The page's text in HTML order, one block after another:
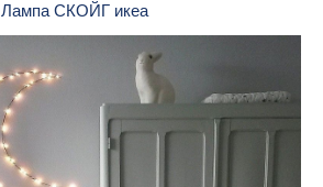
Лампа СКОЙГ икеа